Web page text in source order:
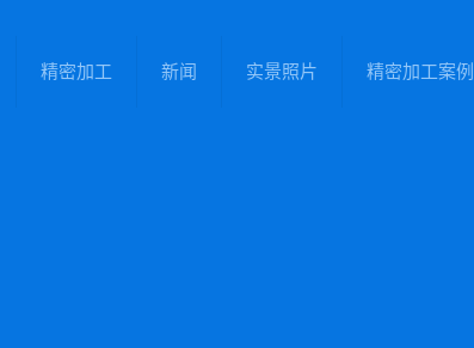
精密加工 新闻 实景照片 精密加工案例